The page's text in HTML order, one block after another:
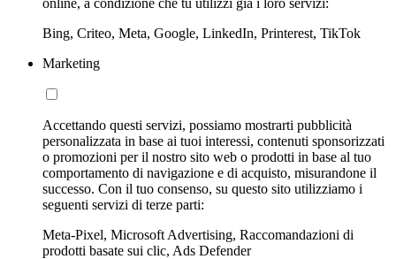
Bing, Criteo, Meta, Google, LinkedIn, Printerest, TikTok
Marketing
Accettando questi servizi, possiamo mostrarti pubblicità
personalizzata in base ai tuoi interessi, contenuti sponsorizzati
o promozioni per il nostro sito web o prodotti in base al tuo
comportamento di navigazione e di acquisto, misurandone il
successo. Con il tuo consenso, su questo sito utilizziamo i
seguenti servizi di terze parti:
Meta-Pixel, Microsoft Advertising, Raccomandazioni di
prodotti basate sui clic, Ads Defender